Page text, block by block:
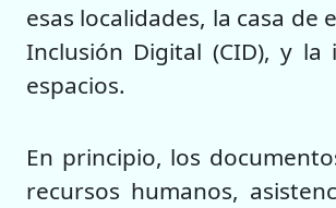
esas localidades, la casa
Inclusión Digital (CID), y
espacios.
En principio, los
recursos humanos,